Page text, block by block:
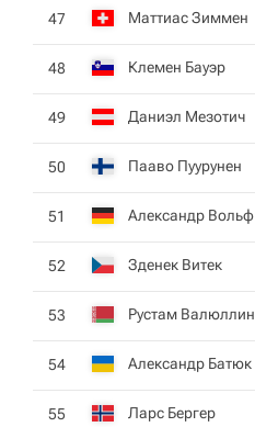
47 Маттиас Зиммен
48 Клемен Бауэр
49 Даниэл Мезотич
50 Пааво Пуурунен
51 Александр Вольф
52 Зденек Витек
53 Рустам Валюллин
54 Александр Батюк
55 Ларс Бергер